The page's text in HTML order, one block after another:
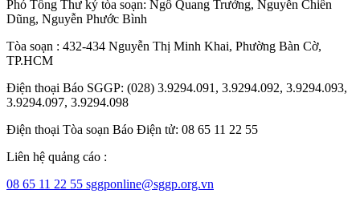
Phó Tổng Thư ký tòa soạn: Ngô Quang Trưởng, Nguyễn Chiến
Dũng, Nguyễn Phước Bình
Tòa soạn : 432-434 Nguyễn Thị Minh Khai, Phường Bàn Cờ,
TP.HCM
Điện thoại Báo SGGP: (028) 3.9294.091, 3.9294.092, 3.9294.093,
3.9294.097, 3.9294.098
Điện thoại Tòa soạn Báo Điện tử: 08 65 11 22 55
Liên hệ quảng cáo :
08 65 11 22 55 sggponline@sggp.org.vn